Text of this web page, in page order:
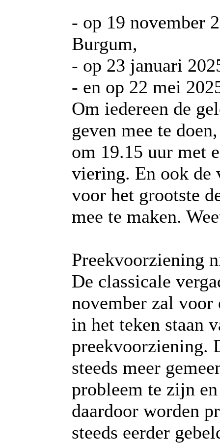
- op 19 november
Burgum,
- op 23 januari
- en op 22 mei
Om iedereen de
geven mee te
om 19.15 uur met
viering. En ook de
voor het grootste
mee te maken.
Preekvoorziening
De classicale
november zal voor
in het teken staan
steeds meer
probleem te zijn
daardoor worden
steeds eerder